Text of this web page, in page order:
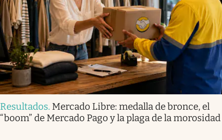
Resultados. Mercado Libre: medalla de bronce, el
“boom” de Mercado Pago y la plaga de la morosidad